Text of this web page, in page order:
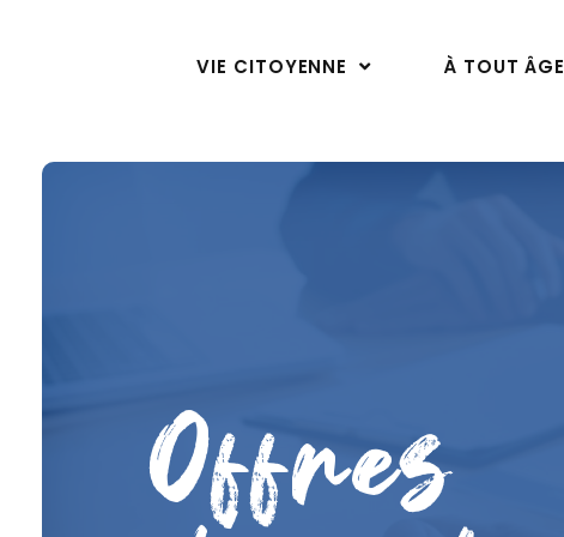
VIE CITOYENNE À TOUT ÂGE
Offres